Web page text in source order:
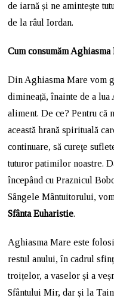
de iarnă și ne amintește
de la râul Iordan.
Cum consumăm Aghiasma
Din Aghiasma Mare vom
dimineață, înainte de a lua
aliment. De ce? Pentru că
această hrană spirituală
continuare, să cureţe
tuturor patimilor noastre.
începând cu Praznicul
Sângele Mântuitorului,
Sfânta Euharistie.
Aghiasma Mare este
restul anului, în cadrul
troițelor, a vaselor și a
Sfântului Mir, dar și la